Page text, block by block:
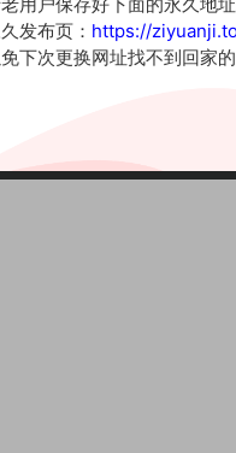
，内容来自网络收集整理，仅作
发布页： https://
下次更换网址找不到回家的